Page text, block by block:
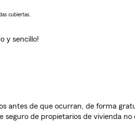
cubiertas.
y sencillo!
antes de que ocurran, de forma
seguro de propietarios de vivienda